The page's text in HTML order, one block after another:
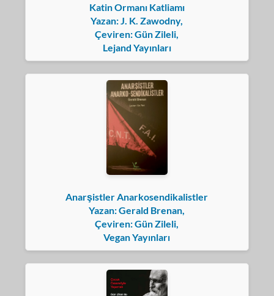
Katin Ormanı Katliamı
Yazan: J. K. Zawodny,
Çeviren: Gün Zileli,
Lejand Yayınları
Anarşistler Anarkosendikalistler
Yazan: Gerald Brenan,
Çeviren: Gün Zileli,
Vegan Yayınları